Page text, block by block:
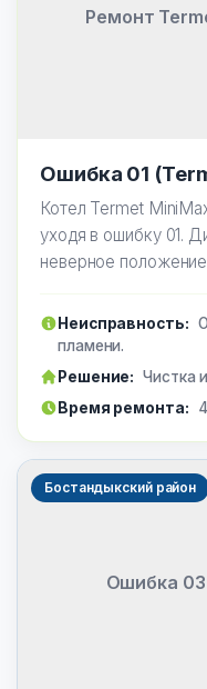
Ремонт
Ошибка 01
Котел Termet
уходя в ошибку 01.
неверное
Неисправность:
пламени.
Решение: Чистка
Время ремонта:
Ошибка 03
Бостандыкский район